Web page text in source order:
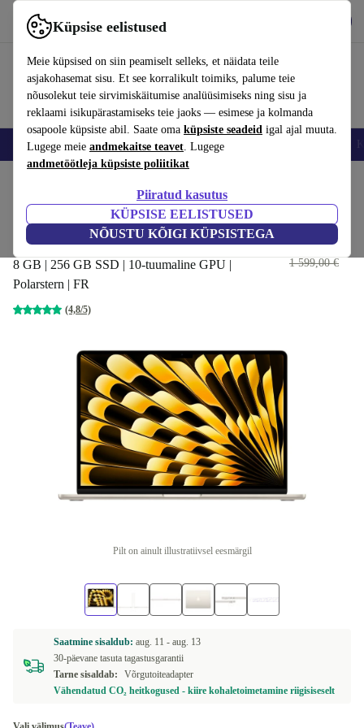
Küpsise eelistused
Meie küpsised on siin peamiselt selleks, et näidata teile
asjakohasemat sisu. Et see korralikult toimiks, palume teie
nõusolekut teie sirvimiskäitumise analüüsimiseks ning sisu ja
reklaami isikupärastamiseks teie jaoks — esimese ja kolmanda
osapoole küpsiste abil. Saate oma küpsiste seadeid igal ajal muuta.
Lugege meie andmekaitse teavet. Lugege
andmetöötleja küpsiste poliitikat
Piiratud kasutus
KÜPSISE EELISTUSED
NÕUSTU KÕIGI KÜPSISTEGA
Kasuta rakendust refurbed kiirelt ja lihtsalt
Nutitelefoni Sülearvutid Tahvelarvutid Nutikellad
Apple MacBook Air 2024 | 15.3"
| M3
8 GB | 256 GB SSD | 10-tuumaline GPU |
Polarstern | FR
(4,8/5)
963,19 €
1 599,00 €
Pilt on ainult illustratiivsel eesmärgil
Saatmine sisaldub: aug. 11 - aug. 13
30-päevane tasuta tagastusgarantii
Tarne sisaldab:
Võrgutoiteadapter
Vähendatud CO₂ heitkogused - kiire kohaletoimetamine riigisiseselt